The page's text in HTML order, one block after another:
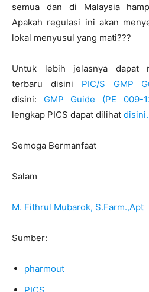
semua dan di Malaysia
Apakah regulasi ini akan
lokal menyusul yang mati???
Untuk lebih jelasnya dapat
terbaru disini PIC/S GMP
disini: GMP Guide (PE 009-
lengkap PICS dapat dilihat disini.
Semoga Bermanfaat
Salam
M. Fithrul Mubarok, S.Farm.,Apt
Sumber:
pharmout